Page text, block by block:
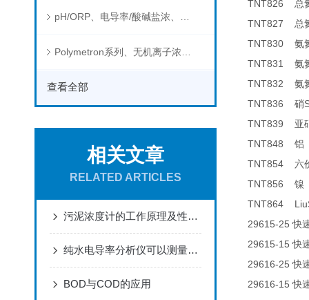
查看全部
相关文章
RELATED ARTICLES
污泥浓度计的工作原理及性能特点
纯水电导率分析仪可以测量哪些物质的电导率？
BOD与COD的应用
TNT826 总
TNT827 总
TNT830 氨
TNT831 氨
TNT832 氨
TNT836 硝
TNT839 亚
TNT848 铝
TNT854 六
TNT856 镍
TNT864
29615-25快
29615-15快
29616-25快
29616-15快